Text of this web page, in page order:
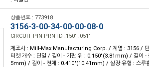
상품번호 : 773918
3156-3-00-34-00-00-08-0
CIRCUIT PIN PRNTD .150" .051"
제조사 : Mill-Max Manufacturing Corp. / 계열 : 3156 / 단
터렛 개수 : 단일 / 길이 - 기판 위 : 0.150"(3.81mm) / 길이 -
5mm) / 길이 - 전체 : 0.410"(10.41mm) / 실장 유형 : 스루